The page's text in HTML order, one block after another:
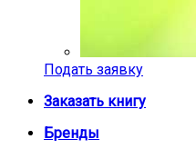
Подать заявку
Заказать книгу
Бренды